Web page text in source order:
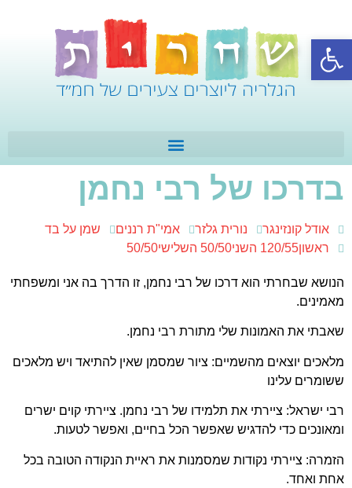
פתח סרגל נגישות
בדרכו של רבי נחמן
אודל קונזינגר נורית גלזר אמי"ת רננים
שמן על בד
ראשון120/55 השני50/50 השלישי50/50
הנושא שבחרתי הוא דרכו של רבי נחמן, זו הדרך בה אני ומשפחתי
מאמינים.
שאבתי את האמונות שלי מתורת רבי נחמן.
מלאכים יוצאים מהשמיים: ציור שמסמן שאין להתיאד ויש מלאכים
ששומרים עלינו
רבי ישראל: ציירתי את תלמידו של רבי נחמן. ציירתי קוים ישרים
ומאונכים כדי להדגיש שאפשר הכל בחיים, ואפשר לטעות.
הזמרה: ציירתי נקודות שמסמנות את ראיית הנקודה הטובה בכל
אחת ואחד.